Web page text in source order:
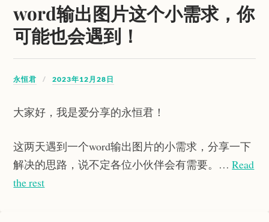
word输出图片这个小需求，你
可能也会遇到！
永恒君 2023年12月28日
大家好，我是爱分享的永恒君！
这两天遇到一个word输出图片的小需求，分享一下
解决的思路，说不定各位小伙伴会有需要。…Read
the rest